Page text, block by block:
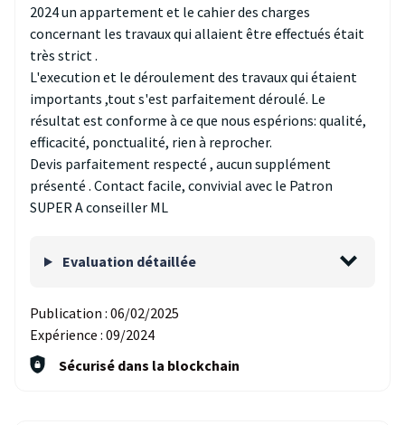
2024 un appartement et le cahier des charges
concernant les travaux qui allaient être effectués était
très strict .
L'execution et le déroulement des travaux qui étaient
importants ,tout s'est parfaitement déroulé. Le
résultat est conforme à ce que nous espérions: qualité,
efficacité, ponctualité, rien à reprocher.
Devis parfaitement respecté , aucun supplément
présenté . Contact facile, convivial avec le Patron
SUPER A conseiller ML
Evaluation détaillée
Publication : 06/02/2025
Expérience : 09/2024
Sécurisé dans la blockchain